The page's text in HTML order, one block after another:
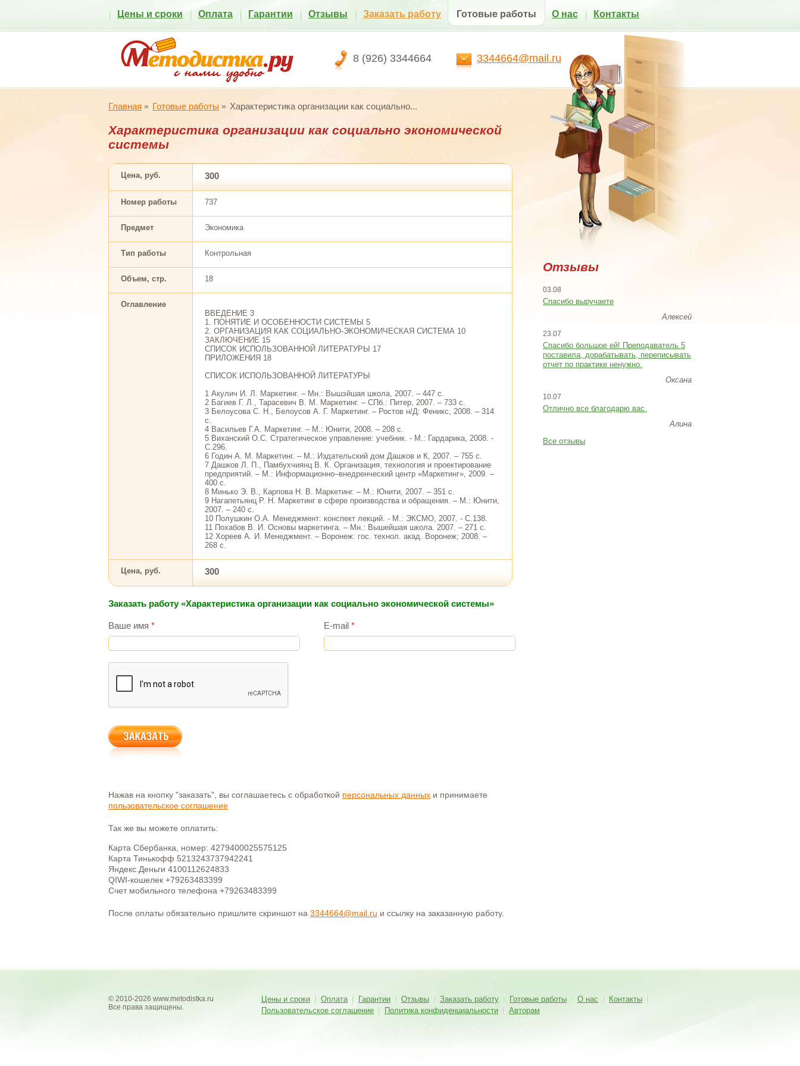
8 (926) 3344664 3344664@mail.ru
Цены и сроки Оплата Гарантии Отзывы Заказать работу Готовые работы О нас Контакты
Главная Готовые работы Характеристика организации как социально...
Характеристика организации как социально экономической
системы
Цена, руб. 300
Номер работы 737
Предмет Экономика
Тип работы Контрольная
Объем, стр. 18
Оглавление
ВВЕДЕНИЕ 3
1. ПОНЯТИЕ И ОСОБЕННОСТИ СИСТЕМЫ 5
2. ОРГАНИЗАЦИЯ КАК СОЦИАЛЬНО-ЭКОНОМИЧЕСКАЯ СИСТЕМА 10
ЗАКЛЮЧЕНИЕ 15
СПИСОК ИСПОЛЬЗОВАННОЙ ЛИТЕРАТУРЫ 17
ПРИЛОЖЕНИЯ 18
СПИСОК ИСПОЛЬЗОВАННОЙ ЛИТЕРАТУРЫ
1 Акулич И. Л. Маркетинг. – Мн.: Вышэйшая школа, 2007. – 447 с.
2 Багиев Г. Л., Тарасевич В. М. Маркетинг. – СПб.: Питер, 2007. – 733 с.
3 Белоусова С. Н., Белоусов А. Г. Маркетинг. – Ростов н/Д: Феникс, 2008. – 314
с.
4 Васильев Г.А. Маркетинг. – М.: Юнити, 2008. – 208 с.
5 Виханский О.С. Стратегическое управление: учебник. - М.: Гардарика, 2008. -
С.296.
6 Годин А. М. Маркетинг. – М.: Издательский дом Дашков и К, 2007. – 755 с.
7 Дашков Л. П., Памбухчиянц В. К. Организация, технология и проектирование
предприятий. – М.: Информационно–внедренческий центр «Маркетинг», 2009. –
400 с.
8 Минько Э. В., Карпова Н. В. Маркетинг. – М.: Юнити, 2007. – 351 с.
9 Нагапетьянц Р. Н. Маркетинг в сфере производства и обращения. – М.: Юнити,
2007. – 240 с.
10 Полушкин О.А. Менеджмент: конспект лекций. - М.: ЭКСМО, 2007. - С.138.
11 Похабов В. И. Основы маркетинга. – Мн.: Вышейшая школа. 2007. – 271 с.
12 Хореев А. И. Менеджмент. – Воронеж: гос. технол. акад. Воронеж; 2008. –
268 с.
Цена, руб. 300
Заказать работу «Характеристика организации как социально экономической системы»
Ваше имя * E-mail *
Нажав на кнопку "заказать", вы соглашаетесь с обработкой персональных данных и принимаете
пользовательское соглашение
Так же вы можете оплатить:
Карта Сбербанка, номер: 4279400025575125
Карта Тинькофф 5213243737942241
Яндекс.Деньги 4100112624833
QIWI-кошелек +79263483399
Счет мобильного телефона +79263483399
После оплаты обязательно пришлите скриншот на 3344664@mail.ru и ссылку на заказанную работу.
Отзывы
03.08
Спасибо выручаете
Алексей
23.07
Cпасибо большое ей! Преподаватель 5
поставила, дорабатывать, переписывать
отчет по практике ненужно.
Оксана
10.07
Отлично все благодарю вас
Алина
Все отзывы
© 2010-2026 www.metodistka.ru
Все права защищены.
Цены и сроки Оплата Гарантии Отзывы Заказать работу Готовые работы О нас
Контакты
Пользовательское соглашение
Политика конфиденциальности Авторам